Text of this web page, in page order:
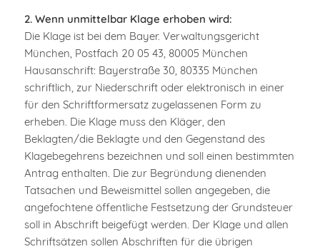
2. Wenn unmittelbar Klage erhoben wird:
Die Klage ist bei dem Bayer. Verwaltungsgericht
München, Postfach 20 05 43, 80005 München
Hausanschrift: Bayerstraße 30, 80335 München
schriftlich, zur Niederschrift oder elektronisch in einer
für den Schriftformersatz zugelassenen Form zu
erheben. Die Klage muss den Kläger, den
Beklagten/die Beklagte und den Gegenstand des
Klagebegehrens bezeichnen und soll einen bestimmten
Antrag enthalten. Die zur Begründung dienenden
Tatsachen und Beweismittel sollen angegeben, die
angefochtene öffentliche Festsetzung der Grundsteuer
soll in Abschrift beigefügt werden. Der Klage und allen
Schriftsätzen sollen Abschriften für die übrigen